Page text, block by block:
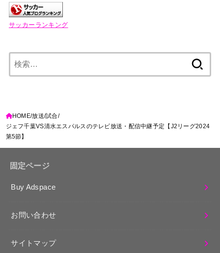
サッカーランキング
索:
HOME 放送 試合
ジェフ千葉VS清水エスパルスのテレビ放送・配信中継予定【J2リーグ2024
第5節】
固定ページ
Buy Adspace
お問い合わせ
サイトマップ